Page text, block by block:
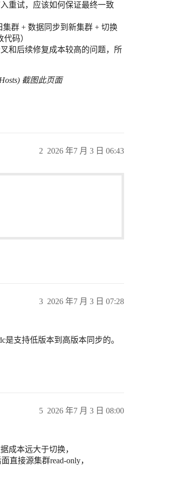
重试，应该如何保证最终一致
群 + 数据同步到新集群 + 切换
码）
和后续修复成本较高的问题，所
截图此页面
2026 年7 月 3 日 06:43
2
2026 年7 月 3 日 07:28
3
是支持低版本到高版本同步的。
2026 年7 月 3 日 08:00
5
成本远大于切换，
直接源集群read-only，